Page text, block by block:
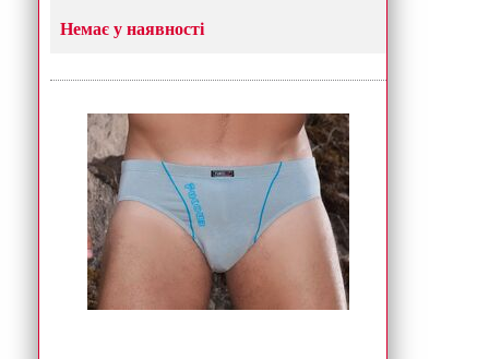
Немає у наявності